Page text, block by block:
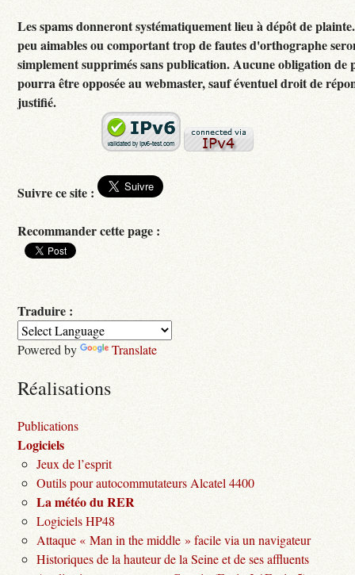
Les spams donneront systématiquement lieu à dépôt de plainte.
peu aimables ou comportant trop de fautes d'orthographe
simplement supprimés sans publication. Aucune obligation de
pourra être opposée au webmaster, sauf éventuel droit de
justifié.
Suivre ce site :
Recommander cette page :
Traduire :
Powered by Translate
Réalisations
Publications
Logiciels
Jeux de l’esprit
Outils pour autocommutateurs Alcatel 4400
La météo du RER
Logiciels HP48
Attaque « Man in the middle » facile via un navigateur
Historiques de la hauteur de la Seine et de ses affluents